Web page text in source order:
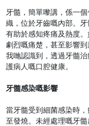
牙髓，簡單嚟講，係一
織，位於牙齒嘅內部。
有助於感知疼痛及熱度
劇烈嘅痛楚，甚至影響
我哋認識到，透過牙髓
護病人嘅口腔健康。
牙髓感染嘅影響
當牙髓受到細菌感染時
至發燒。未經處理嘅牙